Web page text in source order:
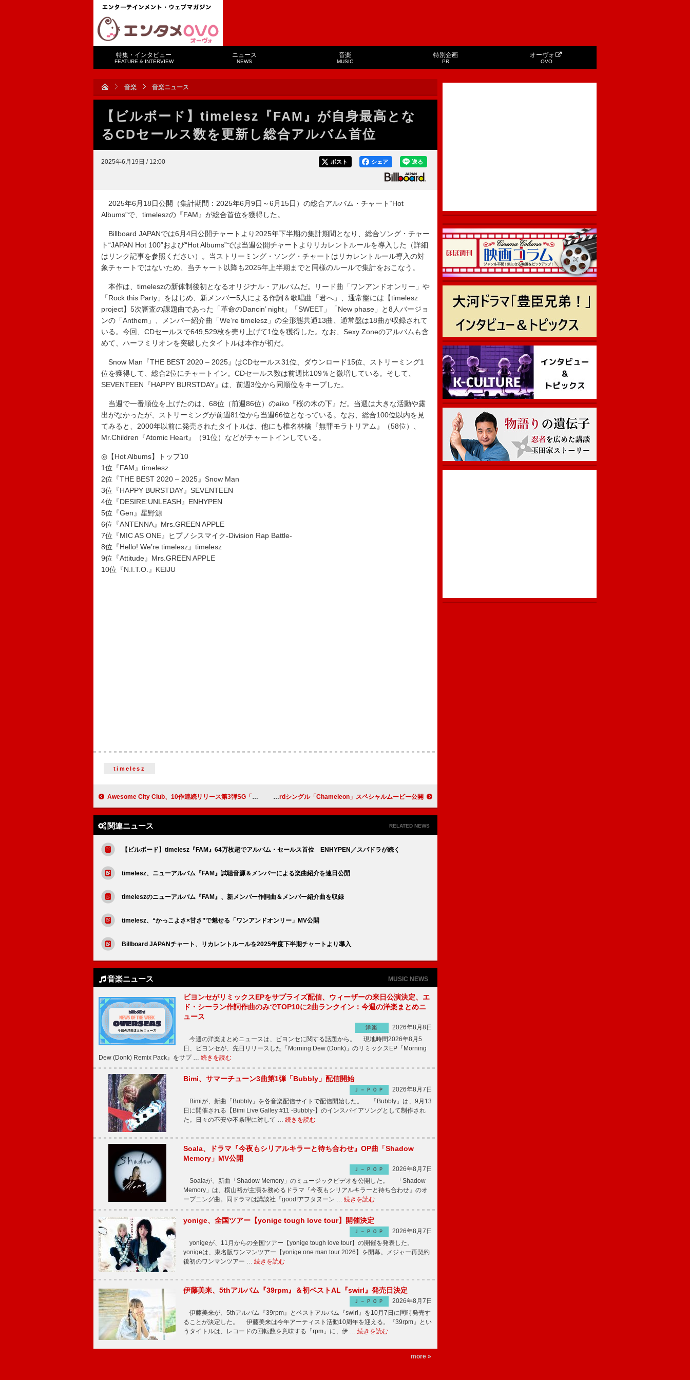
特集・インタビュー
FEATURE & INTERVIEW
ニュース
NEWS
音楽
MUSIC
特別企画
PR
オーヴォ
OVO
音楽 音楽ニュース
【ビルボード】timelesz『FAM』が自身最高とな
るCDセールス数を更新し総合アルバム首位
2025年6月19日 / 12:00 送る
シェア
ポスト
2025年6月18日公開（集計期間：2025年6月9日～6月15日）の総合アルバム・チャート“Hot
Albums”で、timeleszの『FAM』が総合首位を獲得した。
Billboard JAPANでは6月4日公開チャート より2025年下半期の集計期間となり、総合ソング・チャー
ト“JAPAN Hot 100”および“Hot Albums”では当週公開チャートよりリカレントルールを導入した（詳細
はリンク記事を参照ください）。当ストリーミング・ソング・チャートはリカレントルール導入の対
象チャートではないため、当チャート以降も2025年上半期までと同様のルールで集計をおこなう。
本作は、timeleszの新体制後初となるオリジナル・アルバムだ。リード曲「ワンアンドオンリー」や
「Rock this Party」をはじめ、新メンバー5人による作詞＆歌唱曲「君へ」、通常盤には【timelesz
project】5次審査の課題曲であった「革命のDancin’ night」「SWEET」「New phase」と8人バージョ
ンの「Anthem」、メンバー紹介曲「We’re timelesz」の全形態共通13曲、通常盤は18曲が収録されて
いる。今回、CDセールスで649,529枚を売り上げて1位を獲得した。なお、Sexy Zoneのアルバムも含
めて、ハーフミリオンを突破したタイトルは本作が初だ。
Snow Man『THE BEST 2020 – 2025』はCDセールス31位、ダウンロード15位、ストリーミング1
位を獲得して、総合2位にチャートイン。CDセールス数は前週比109％と微増している。そして、
SEVENTEEN『HAPPY BURSTDAY』は、前週3位から同順位をキープした。
当週で一番順位を上げたのは、68位（前週86位）のaiko『桜の木の下』だ。当週は大きな活動や露
出がなかったが、ストリーミングが前週81位から当週66位となっている。なお、総合100位以内を見
てみると、2000年以前に発売されたタイトルは、他にも椎名林檎『無罪モラトリアム』（58位）、
Mr.Children『Atomic Heart』（91位）などがチャートインしている。
◎【Hot Albums】トップ10
1位『FAM』timelesz
2位『THE BEST 2020 – 2025』Snow Man
3位『HAPPY BURSTDAY』SEVENTEEN
4位『DESIRE:UNLEASH』ENHYPEN
5位『Gen』星野源
6位『ANTENNA』Mrs.GREEN APPLE
7位『MIC AS ONE』ヒプノシスマイク-Division Rap Battle-
8位『Hello! We’re timelesz』timelesz
9位『Attitude』Mrs.GREEN APPLE
10位『N.I.T.O.』KEIJU
timelesz
Awesome City Club、10作連続リリース第3弾SG「cosmos」配信リリース Aぇ! group、3rdシングル「Chameleon」スペシャルムービー公開
関連ニュース RELATED NEWS
【ビルボード】timelesz『FAM』64万枚超でアルバム・セールス首位 ENHYPEN／スパドラが続く
timelesz、ニューアルバム『FAM』試聴音源＆メンバーによる楽曲紹介を連日公開
timeleszのニューアルバム『FAM』、新メンバー作詞曲＆メンバー紹介曲を収録
timelesz、“かっこよさ×甘さ”で魅せる「ワンアンドオンリー」MV公開
Billboard JAPANチャート、リカレントルールを2025年度下半期チャートより導入
音楽ニュース MUSIC NEWS
ビヨンセがリミックスEPをサプライズ配信、ウィーザーの来日公演決定、エ
ド・シーラン作詞作曲のみでTOP10に2曲ランクイン：今週の洋楽まとめニ
ュース
洋楽
2026年8月8日
今週の洋楽まとめニュースは、ビヨンセに関する話題から。 現地時間2026年8月5
日、ビヨンセが、先日リリースした「Morning Dew (Donk)」のリミックスEP『Morning
Dew (Donk) Remix Pack』をサプ … 続きを読む
Bimi、サマーチューン3曲第1弾「Bubbly」配信開始
Ｊ－ＰＯＰ
2026年8月7日
Bimiが、新曲「Bubbly」を各音楽配信サイトで配信開始した。 「Bubbly」は、9月13
日に開催される【Bimi Live Galley #11 -Bubbly-】のインスパイアソングとして制作され
た。日々の不安や不条理に対して … 続きを読む
Soala、ドラマ『今夜もシリアルキラーと待ち合わせ』OP曲「Shadow
Memory」MV公開
Ｊ－ＰＯＰ
2026年8月7日
Soalaが、新曲「Shadow Memory」のミュージックビデオを公開した。 「Shadow
Memory」は、横山裕が主演を務めるドラマ『今夜もシリアルキラーと待ち合わせ』のオ
ープニング曲。同ドラマは講談社『good!アフタヌーン … 続きを読む
yonige、全国ツアー【yonige tough love tour】開催決定
Ｊ－ＰＯＰ
2026年8月7日
yonigeが、11月からの全国ツアー【yonige tough love tour】の開催を発表した。
yonigeは、東名阪ワンマンツアー【yonige one man tour 2026】を開幕。メジャー再契約
後初のワンマンツアー … 続きを読む
伊藤美来、5thアルバム『39rpm』＆初ベストAL『swirl』発売日決定
Ｊ－ＰＯＰ
2026年8月7日
伊藤美来が、5thアルバム『39rpm』とベストアルバム『swirl』を10月7日に同時発売す
ることが決定した。 伊藤美来は今年アーティスト活動10周年を迎える。『39rpm』とい
うタイトルは、レコードの回転数を意味する「rpm」に、伊 … 続きを読む
more »